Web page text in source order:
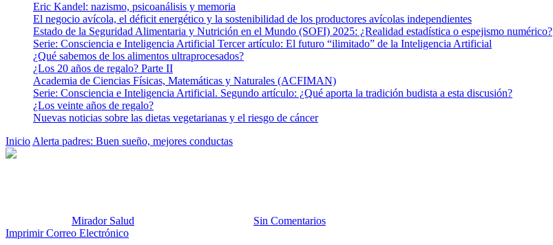
Eric Kandel: nazismo, psicoanálisis y memoria
El negocio avícola, el déficit energético y la sostenibilidad de los productores avícolas independientes
Estado de la Seguridad Alimentaria y Nutrición en el Mundo (SOFI) 2025: ¿Realidad estadística o espejismo numérico?
Serie: Consciencia e Inteligencia Artificial Tercer artículo: El futuro “ilimitado” de la Inteligencia Artificial
¿Qué sabemos de los alimentos ultraprocesados?
¿Los 20 años de regalo? Parte II
Academia de Ciencias Físicas, Matemáticas y Naturales (ACFIMAN)
Serie: Consciencia e Inteligencia Artificial. Segundo artículo: ¿Qué aporta la tradición budista a esta discusión?
¿Los veinte años de regalo?
Nuevas noticias sobre las dietas vegetarianas y el riesgo de cáncer
Inicio Alerta padres: Buen sueño, mejores conductas
Mirador Salud
Sin Comentarios
Imprimir Correo Electrónico